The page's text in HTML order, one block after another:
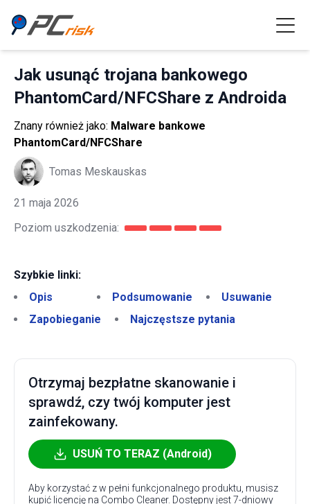
Jak usunąć trojana bankowego
PhantomCard/NFCShare z Androida
Znany również jako: Malware bankowe
PhantomCard/NFCShare
Tomas Meskauskas
21 maja 2026
Poziom uszkodzenia:
Szybkie linki:
Opis
Podsumowanie
Usuwanie
Zapobieganie
Najczęstsze pytania
Otrzymaj bezpłatne skanowanie i
sprawdź, czy twój komputer jest
zainfekowany.
USUŃ TO TERAZ (Android)
Aby korzystać z w pełni funkcjonalnego produktu, musisz
kupić licencję na Combo Cleaner. Dostępny jest 7-dniowy